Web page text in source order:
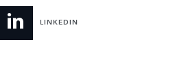
LINKEDIN